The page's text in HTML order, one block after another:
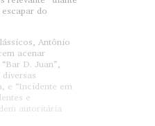
do
Antônio
acenar
D. Juan”,
e “Incidente em
e
autoritária